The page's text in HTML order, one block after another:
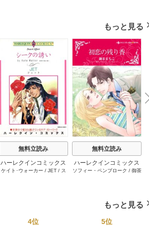
もっと見る
無料立読み
ハーレクインコミックス
セット 2026年 vol.1001
ケイト･ウォーカー / JET/ ス
無料立読み
ハーレクインコミックス
セット 2026年 vol.1062
ソフィー・ペンブローク / 御茶
一ノ関りん子
N
e
x
t
もっと見る
4位 5位